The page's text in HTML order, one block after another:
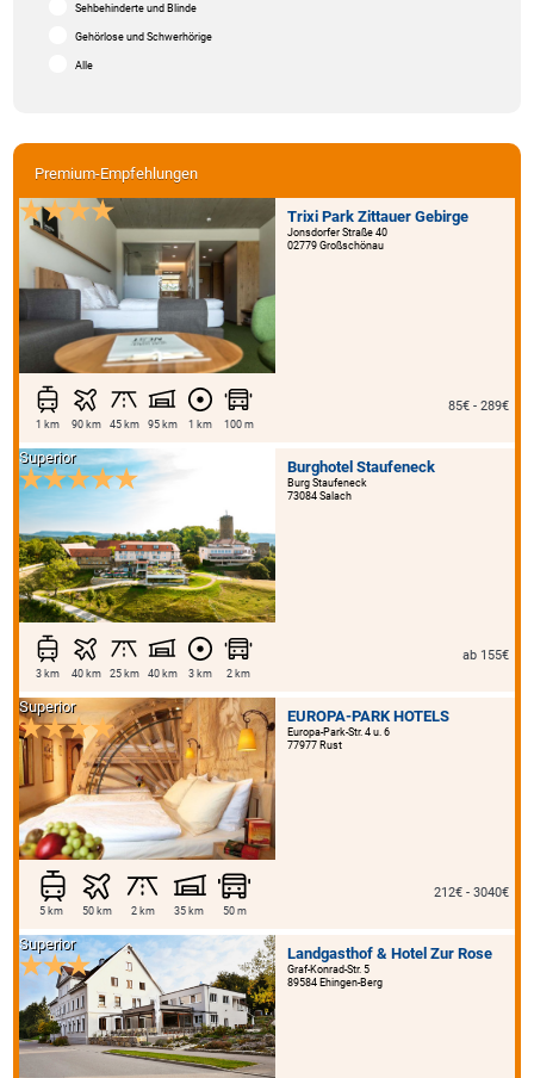
Premium-Empfehlungen
Trixi Park Zittauer Gebirge
Jonsdorfer Straße 40
02779 Großschönau
1 km 90 km 45 km 95 km 1 km 100 m
85€ - 289€
Burghotel Staufeneck
Burg Staufeneck
73084 Salach
Superior
3 km 40 km 25 km 40 km 3 km 2 km
ab 155€
EUROPA-PARK HOTELS
Europa-Park-Str. 4 u. 6
77977 Rust
Superior
5 km 50 km 2 km 35 km 50 m
212€ - 3040€
Landgasthof & Hotel Zur Rose
Graf-Konrad-Str. 5
89584 Ehingen-Berg
Superior
Sehbehinderte und Blinde
Gehörlose und Schwerhörige
Alle